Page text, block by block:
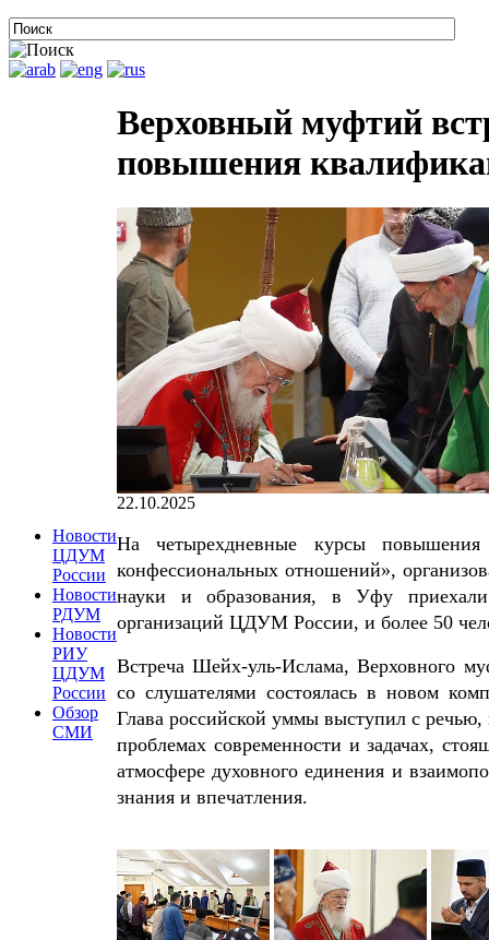
Новости
ЦДУМ
России
Новости
РДУМ
Новости
РИУ
ЦДУМ
России
Обзор
СМИ
Верховный муфтий
повышения
22.10.2025
На четырехдневные курсы повышения
конфессиональных отношений»,
науки и образования, в Уфу приехали
организаций ЦДУМ России, и более 50
Встреча Шейх-уль-Ислама, Верховного
со слушателями состоялась в новом
Глава российской уммы выступил с
проблемах современности и задачах,
атмосфере духовного единения и
знания и впечатления.